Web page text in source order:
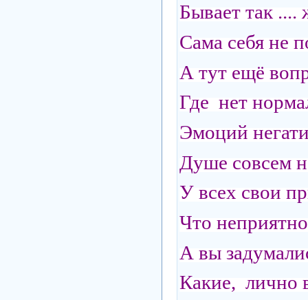
Бывает так
Сама себя не
А тут ещё
Где нет
Эмоций
Душе совсем
У всех свои
Что
А вы
Какие, лично